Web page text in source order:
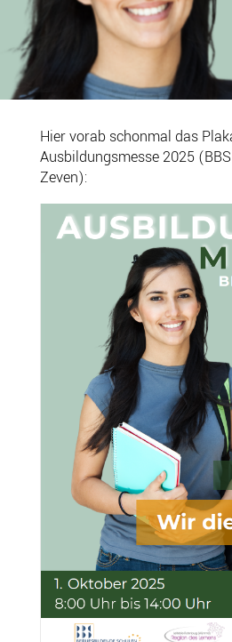
Hier vorab schonmal das
Ausbildungsmesse 2025
Zeven):